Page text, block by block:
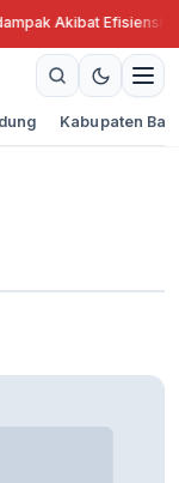
Akibat Efisiensi
Kabupaten